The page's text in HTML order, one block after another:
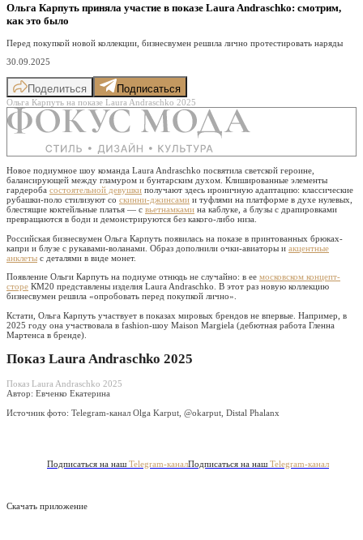
Ольга Карпуть приняла участие в показе Laura Andraschko: смотрим,
как это было
Перед покупкой новой коллекции, бизнесвумен решила лично протестировать наряды
30.09.2025
Поделиться Подписаться
Ольга Карпуть на показе Laura Andraschko 2025
Новое подиумное шоу команда Laura Andraschko посвятила светской героине,
балансирующей между гламуром и бунтарским духом. Клишированные элементы
гардероба состоятельной девушки получают здесь ироничную адаптацию: классические
рубашки-поло стилизуют со скинни-джинсами и туфлями на платформе в духе нулевых,
блестящие коктейльные платья — с вьетнамками на каблуке, а блузы с драпировками
превращаются в боди и демонстрируются без какого-либо низа.
Российская бизнесвумен Ольга Карпуть появилась на показе в принтованных брюках-
капри и блузе с рукавами-воланами. Образ дополнили очки-авиаторы и акцентные
анклеты с деталями в виде монет.
Появление Ольги Карпуть на подиуме отнюдь не случайно: в ее московском концепт-
сторе КМ20 представлены изделия Laura Andraschko. В этот раз новую коллекцию
бизнесвумен решила «опробовать перед покупкой лично».
Кстати, Ольга Карпуть участвует в показах мировых брендов не впервые. Например, в
2025 году она участвовала в fashion-шоу Maison Margiela (дебютная работа Гленна
Мартенса в бренде).
Показ Laura Andraschko 2025
Показ Laura Andraschko 2025
Автор: Евченко Екатерина
Источник фото: Telegram-канал Olga Karput, @okarput, Distal Phalanx
Подписаться на наш Telegram-каналПодписаться на наш Telegram-канал
Скачать приложение